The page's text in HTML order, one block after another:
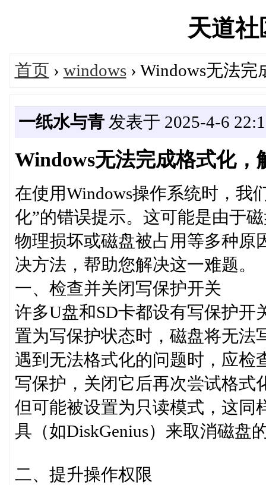
天道
首页 › windows› Windows无法
一纸水与青发表于 2025-4-6
Windows无法完成格式化，
在使用Windows操作系统时，我
化”的错误提示。这可能是由于
物理损坏或磁盘被占用等多种原
决方法，帮助您解决这一难题。
一、检查并关闭写保护开关
许多U盘和SD卡都设有写保护
置为写保护状态时，磁盘将无法
遇到无法格式化的问题时，应检
写保护，关闭它后再次尝试格式
但可能被设置为只读模式，这同
具（如DiskGenius）来取消磁盘
二、提升操作权限